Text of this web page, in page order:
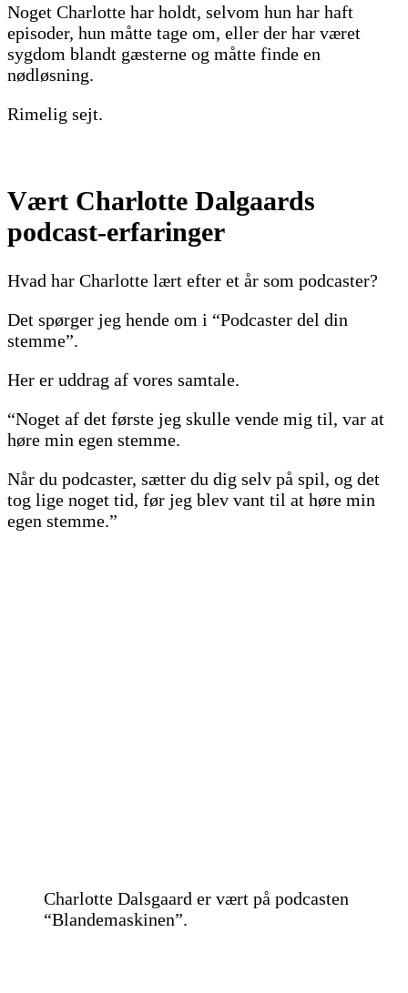
Noget Charlotte har holdt, selvom hun har haft
episoder, hun måtte tage om, eller der har været
sygdom blandt gæsterne og måtte finde en
nødløsning.
Rimelig sejt.
Vært Charlotte Dalgaards
podcast-erfaringer
Hvad har Charlotte lært efter et år som podcaster?
Det spørger jeg hende om i “Podcaster del din
stemme”.
Her er uddrag af vores samtale.
“Noget af det første jeg skulle vende mig til, var at
høre min egen stemme.
Når du podcaster, sætter du dig selv på spil, og det
tog lige noget tid, før jeg blev vant til at høre min
egen stemme.”
Charlotte Dalsgaard er vært på podcasten
“Blandemaskinen”.